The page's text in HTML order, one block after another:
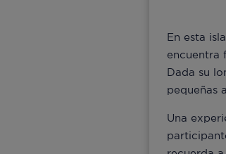
En esta
encuentra
Dada su
pequeñas
Una